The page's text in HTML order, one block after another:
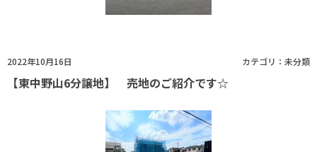
2022年10月16日 カテゴリ： 未分類
【東中野山6分譲地】 売地のご紹介です☆